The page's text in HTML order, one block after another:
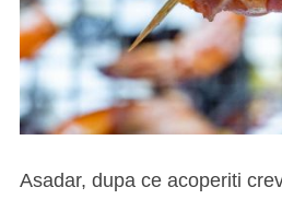
Asadar, dupa ce acoperiti